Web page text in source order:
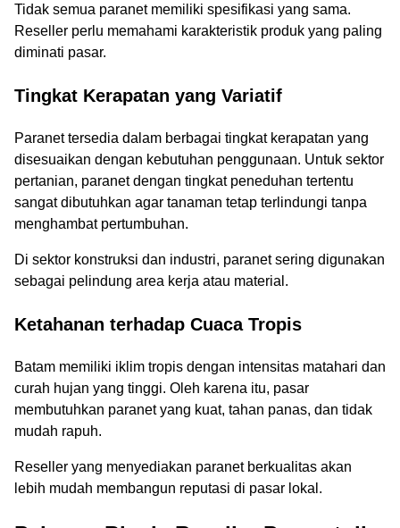
Tidak semua paranet memiliki spesifikasi yang sama.
Reseller perlu memahami karakteristik produk yang paling
diminati pasar.
Tingkat Kerapatan yang Variatif
Paranet tersedia dalam berbagai tingkat kerapatan yang
disesuaikan dengan kebutuhan penggunaan. Untuk sektor
pertanian, paranet dengan tingkat peneduhan tertentu
sangat dibutuhkan agar tanaman tetap terlindungi tanpa
menghambat pertumbuhan.
Di sektor konstruksi dan industri, paranet sering digunakan
sebagai pelindung area kerja atau material.
Ketahanan terhadap Cuaca Tropis
Batam memiliki iklim tropis dengan intensitas matahari dan
curah hujan yang tinggi. Oleh karena itu, pasar
membutuhkan paranet yang kuat, tahan panas, dan tidak
mudah rapuh.
Reseller yang menyediakan paranet berkualitas akan
lebih mudah membangun reputasi di pasar lokal.